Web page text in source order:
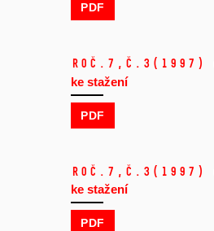
PDF
Roč.7, č.3 (1997)
ke stažení
PDF
Roč.7, č.3 (1997)
ke stažení
PDF